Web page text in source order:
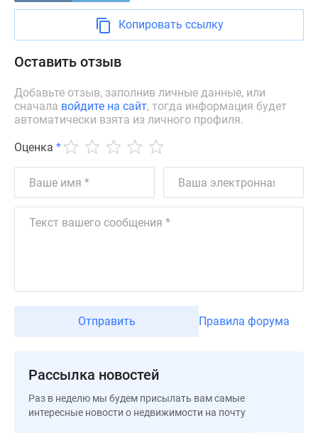
Копировать ссылку
Оставить отзыв
Добавьте отзыв, заполнив личные данные, или
сначала войдите на сайт, тогда информация будет
автоматически взята из личного профиля.
Оценка *
Отправить Правила форума
Рассылка новостей
Раз в неделю мы будем присылать вам самые
интересные новости о недвижимости на почту